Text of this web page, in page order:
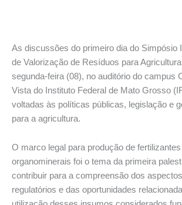
As discussões do primeiro dia do Simpósio
de Valorização de Resíduos para
segunda-feira (08), no auditório do campus
Vista do Instituto Federal de Mato Grosso
voltadas às políticas públicas, legislação e
para a agricultura.
O marco legal para produção de
organominerais foi o tema da primeira
contribuir para a compreensão dos
regulatórios e das oportunidades